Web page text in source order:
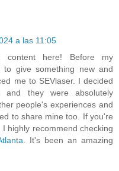
a las 11:05
content here! Before my
to give something new and
me to SEVlaser. I decided
they were absolutely
people's experiences and
to share mine too. If you're
highly recommend checking
. It's been an amazing